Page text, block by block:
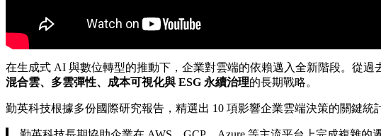
在生成式 AI 與數位轉型的推動下，企業對雲端的依賴邁入全新階段。從
混合雲、多雲彈性、成本可視化與 ESG 永續治理的長期戰略。
勤英科技根據多份國際研究報告，精選出 10 項影響企業雲端決策的關鍵